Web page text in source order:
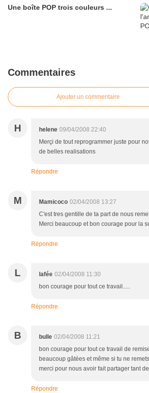
Une boîte POP trois couleurs ...
Commentaires
Ajouter un commentaire
H helene 09/04/2008 22:40
Merçi de tout reprogrammer juste pour
de belles realisations
Répondre
M Mamicoco 02/04/2008 13:27
C'est tres gentille de ta part de nous
Merci beaucoup et bon courage pour la
Répondre
L lafée 02/04/2008 11:30
bon courage pour tout ce travail.....
Répondre
B bulle 02/04/2008 11:21
bon courage pour tout ce travail de
beaucoup gâtées et même si tu ne
merci pour nous avoir fait partager tant
Répondre